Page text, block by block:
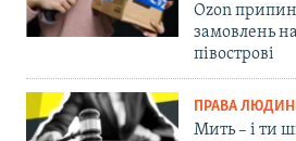
Ozon
замовлень
півострові
ПРАВА
Мить – і ти